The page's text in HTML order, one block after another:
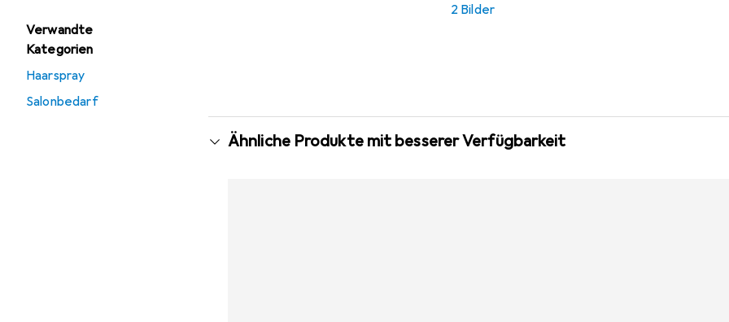
Verwandte
Kategorien
Haarspray
Salonbedarf
2 Bilder
Ähnliche Produkte mit besserer Verfügbarkeit